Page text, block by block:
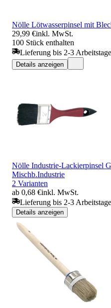
Nölle Lötwasserpinsel mit
29,99 €inkl. MwSt.
100 Stück enthalten
Lieferung bis 2-3 Arbeitstage
Details anzeigen
Nölle Industrie-Lackierpinsel
Mischb.Industrie
2 Varianten
ab 0,68 €inkl. MwSt.
Lieferung bis 2-3 Arbeitstage
Details anzeigen